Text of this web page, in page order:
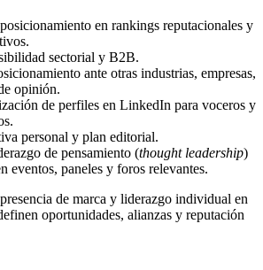
en rankings reputacionales y
sectorial y B2B.
ante otras industrias, empresas,
opinión.
de perfiles en LinkedIn para voceros y
personal y plan editorial.
de pensamiento (thought leadership)
eventos, paneles y foros relevantes.
de marca y liderazgo individual en
oportunidades, alianzas y reputación